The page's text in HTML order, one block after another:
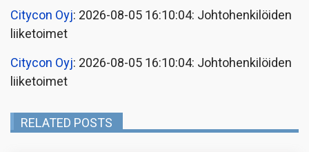
Citycon Oyj: 2026-08-05 16:10:04: Johtohenkilöiden
liiketoimet
Citycon Oyj: 2026-08-05 16:10:04: Johtohenkilöiden
liiketoimet
RELATED POSTS